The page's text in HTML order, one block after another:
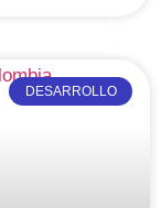
DESARROLLO